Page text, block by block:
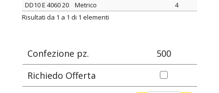
ARTICOLO
filetto passo
DD10 E 4060 20 Metrico 4
Risultati da 1 a 1 di 1 elementi
Confezione pz.
500
Richiedo Offerta